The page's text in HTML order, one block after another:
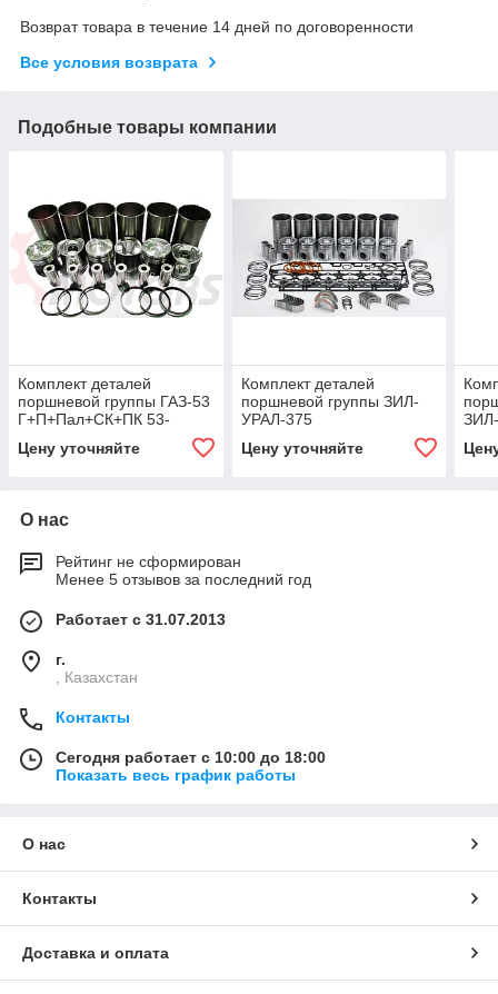
Возврат товара в течение 14 дней по договоренности
Все условия возврата
Подобные товары компании
Комплект деталей
поршневой группы ГАЗ-53
Г+П+Пал+СК+ПК 53-
Цену уточняйте
Комплект деталей
поршневой группы ЗИЛ-
УРАЛ-375
Г+П+Пал+УР+СК (без ПК)
375БК-1000108-20
Цену уточняйте
О нас
Рейтинг не сформирован
Менее 5 отзывов за последний год
Работает с 31.07.2013
г.
, Казахстан
Контакты
Сегодня работает с 10:00 до 18:00
Показать весь график работы
О нас
Контакты
Доставка и оплата